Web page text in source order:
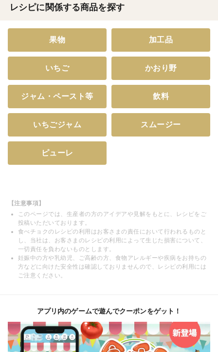
レシピに関係する商品を探す
果物 加工品
いちご かおり野
ジャム・ペースト等 飲料
いちごジャム スムージー
ピューレ
【注意事項】
このページでは、生産者の方のアイデアや見解をもとに、レシピをご
投稿いただいております。
食べチョクのレシピの利用はお客さまの責任において行われるものと
し、当社は、お客さまのレシピの利用によって生じた損害について、
一切責任を負わないものとします。
妊娠中の方や乳幼児、ご高齢の方、食物アレルギーや疾病をお持ちの
方などに向けた安全性は確認しておりませんので、レシピの利用には
ご注意ください。
アプリ内のゲームで遊んでクーポンをゲット！